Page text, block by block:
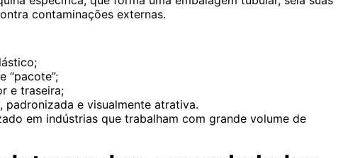
contaminações externas.
“pacote”;
e traseira;
padronizada e visualmente atrativa.
em indústrias que trabalham com grande volume de